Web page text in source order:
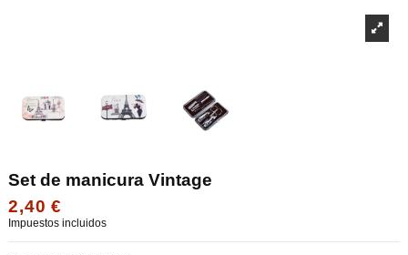
Set de manicura Vintage
2,40 €
Impuestos incluidos